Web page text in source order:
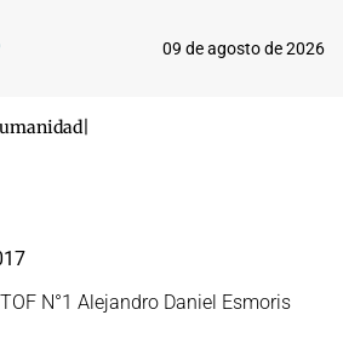
09 de agosto de 2026
N°1 Alejandro Daniel Esmoris